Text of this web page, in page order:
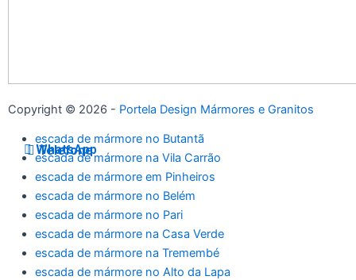
Copyright © 2026 - Portela Design Mármores e Granitos
WhatsApp
Telefone
escada de mármore no Butantã
escada de mármore na Vila Carrão
escada de mármore em Pinheiros
escada de mármore no Belém
escada de mármore no Pari
escada de mármore na Casa Verde
escada de mármore na Tremembé
escada de mármore no Alto da Lapa